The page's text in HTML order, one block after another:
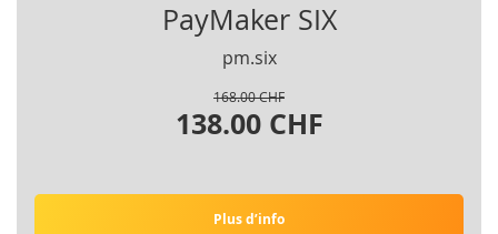
PayMaker SIX
pm.six
168.00 CHF
138.00 CHF
Plus d’info